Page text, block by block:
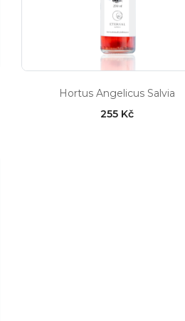
Hortus Angelicus Salvia
255 Kč